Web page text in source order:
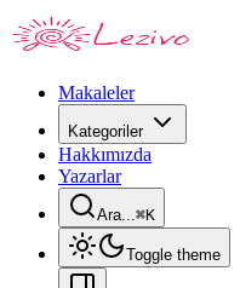
Makaleler
Kategoriler
Hakkımızda
Yazarlar
Ara...⌘K
Toggle theme